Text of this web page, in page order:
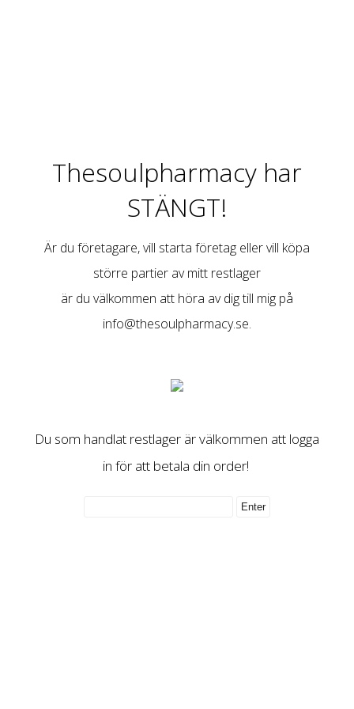
Thesoulpharmacy har
STÄNGT!
Är du företagare, vill starta företag eller vill köpa
större partier av mitt restlager
är du välkommen att höra av dig till mig på
info@thesoulpharmacy.se.
Du som handlat restlager är välkommen att logga
in för att betala din order!